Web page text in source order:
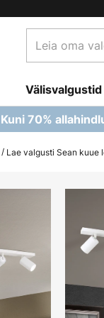
oma
Välisvalgustid
Kuni 70%
Lae valgusti Sean kuue